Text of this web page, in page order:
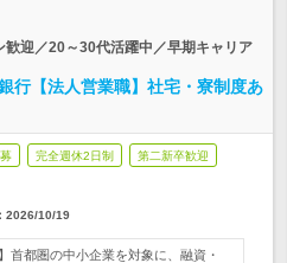
迎／20～30代活躍中／早期キャリア
行【法人営業職】社宅・寮制度あ
完全週休2日制 第二新卒歓迎
2026/10/19
首都圏の中小企業を対象に、融資・